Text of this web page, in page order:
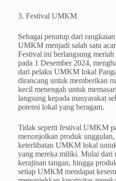
3. Festival UMKM
Sebagai penutup dari
UMKM menjadi salah satu
Festival ini berlangsung
pada 1 Desember 2024,
dari pelaku UMKM lokal
dirancang untuk memberikan
kecil menengah untuk
langsung kepada masyarakat
potensi lokal yang beragam.
Tidak seperti festival UMKM
menonjolkan produk
keterlibatan UMKM lokal
yang mereka miliki. Mulai dari
kerajinan tangan, hingga
setiap UMKM mendapat